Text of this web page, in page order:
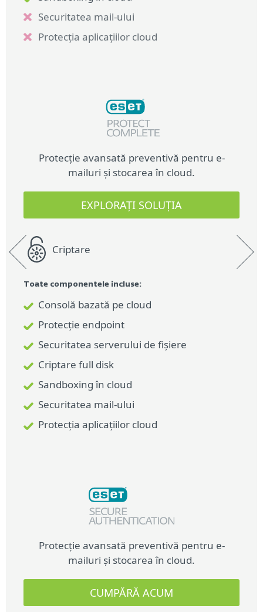
Securitatea mail-ului
Protecția aplicațiilor cloud
Protecție avansată preventivă pentru e-
mailuri și stocarea în cloud.
EXPLORAȚI SOLUȚIA
Criptare
Toate componentele incluse:
Consolă bazată pe cloud
Protecție endpoint
Securitatea serverului de fișiere
Criptare full disk
Sandboxing în cloud
Securitatea mail-ului
Protecția aplicațiilor cloud
Protecție avansată preventivă pentru e-
mailuri și stocarea în cloud.
CUMPĂRĂ ACUM
Securitatea mail-ului
Protecția aplicațiilor cloud
Protecție avansată preventivă pentru e-
mailuri și stocarea în cloud.
Criptare full disk
Criptarea mediilor amovibile
Criptarea fișierelor și folderelor
Criptarea discurilor virtuale și arhivelor
Management centralizat